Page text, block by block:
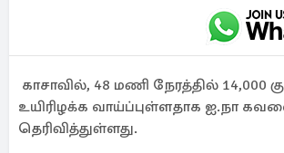
காசாவில், 48 மணி நேரத்தில் 14,000
உயிரிழக்க வாய்ப்புள்ளதாக ஐ.நா
தெரிவித்துள்ளது.